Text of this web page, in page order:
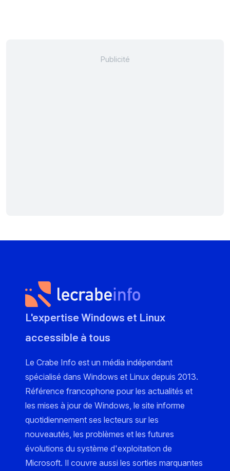
L'expertise Windows et Linux
accessible à tous
Le Crabe Info est un média indépendant
spécialisé dans Windows et Linux depuis 2013.
Référence francophone pour les actualités et
les mises à jour de Windows, le site informe
quotidiennement ses lecteurs sur les
nouveautés, les problèmes et les futures
évolutions du système d'exploitation de
Microsoft. Il couvre aussi les sorties marquantes